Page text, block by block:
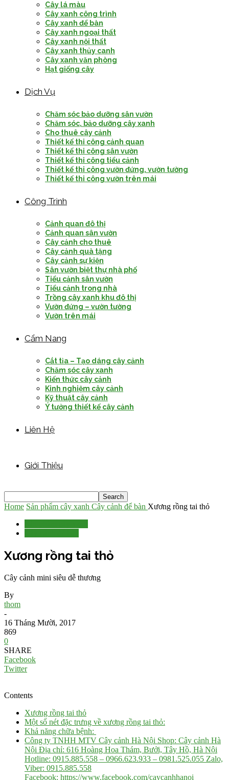
Cây lá màu
Cây xanh công trình
Cây xanh để bàn
Cây xanh ngoại thất
Cây xanh nội thất
Cây xanh thủy canh
Cây xanh văn phòng
Hạt giống cây
Dịch Vụ
Chăm sóc bảo dưỡng sân vườn
Chăm sóc, bảo dưỡng cây xanh
Cho thuê cây cảnh
Thiết kế thi công cảnh quan
Thiết kế thi công sân vườn
Thiết kế thi công tiểu cảnh
Thiết kế thi công vườn đứng, vườn tường
Thiết kế thi công vườn trên mái
Công Trình
Cảnh quan đô thị
Cảnh quan sân vườn
Cây cảnh cho thuê
Cây cảnh quà tặng
Cây cảnh sự kiện
Sân vườn biệt thự nhà phố
Tiểu cảnh sân vườn
Tiểu cảnh trong nhà
Trồng cây xanh khu đô thị
Vườn đứng – vườn tường
Vườn trên mái
Cẩm Nang
Cắt tỉa – Tạo dáng cây cảnh
Chăm sóc cây xanh
Kiến thức cây cảnh
Kinh nghiệm cây cảnh
Kỹ thuật cây cảnh
Ý tưởng thiết kế cây cảnh
Liên Hệ
Giới Thiệu
Home Sản phẩm cây xanh Cây cảnh để bàn Xương rồng tai thỏ
Xương rồng tai thỏ
Cây cảnh mini siêu dễ thương
By
thom
-
16 Tháng Mười, 2017
869
0
SHARE
Facebook
Twitter
Contents
Xương rồng tai thỏ
Một số nét đặc trưng về xương rồng tai thỏ:
Khả năng chữa bệnh:
Công ty TNHH MTV Cây cảnh Hà Nội Shop: Cây cảnh Hà
Nội Địa chỉ: 616 Hoàng Hoa Thám, Bưởi, Tây Hồ, Hà Nội
Hotline: 0915.885.558 – 0966.623.933 – 0981.525.055 Zalo,
Viber: 0915.885.558
Facebook: https://www.facebook.com/caycanhhanoi